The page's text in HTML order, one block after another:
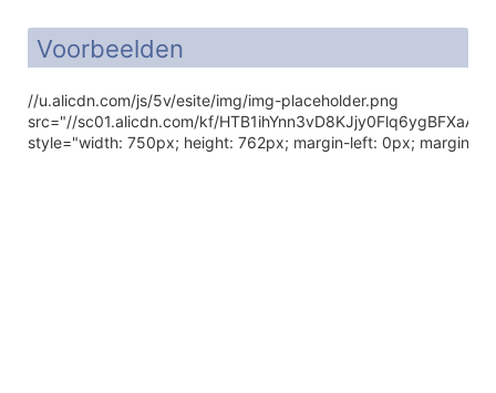
Voorbeelden
//u.alicdn.com/js/5v/esite/img/img-placeholder.png
src="//sc01.alicdn.com/kf/HTB1ihYnn3vD8KJjy0Flq6ygBFXaA/
style="width: 750px; height: 762px; margin-left: 0px; margin-